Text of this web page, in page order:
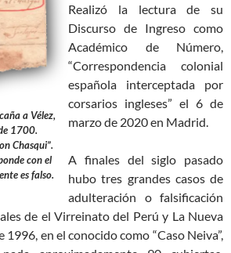
a Vélez,
1700.
Chasqui”.
con el
es falso.
Realizó la lectura de su
Discurso de Ingreso como
Académico de Número,
“Correspondencia colonial
española interceptada por
corsarios ingleses” el 6 de
marzo de 2020 en Madrid.
A finales del siglo pasado
hubo tres grandes casos de
adulteración o falsificación
de el Virreinato del Perú y La Nueva
1996, en el conocido como “Caso Neiva”,